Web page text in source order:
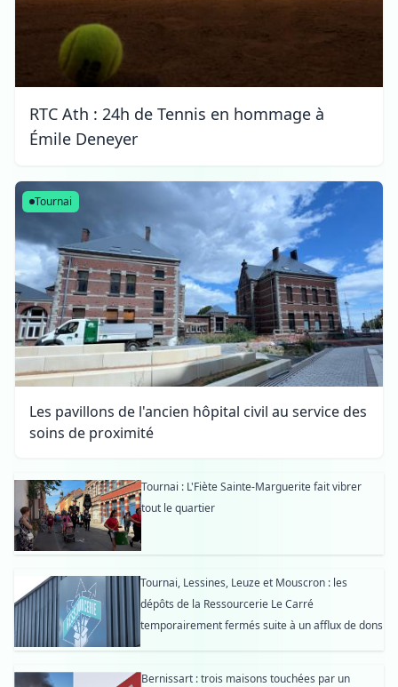
RTC Ath : 24h de Tennis en hommage à
Émile Deneyer
Tournai
Les pavillons de l'ancien hôpital civil au service des
soins de proximité
Tournai : L'Fiète Sainte-Marguerite fait vibrer
tout le quartier
Tournai, Lessines, Leuze et Mouscron : les
dépôts de la Ressourcerie Le Carré
temporairement fermés suite à un afflux de dons
Bernissart : trois maisons touchées par un